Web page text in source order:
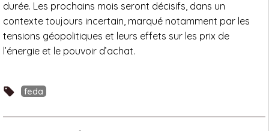
durée. Les prochains mois seront décisifs, dans un
contexte toujours incertain, marqué notamment par les
tensions géopolitiques et leurs effets sur les prix de
l’énergie et le pouvoir d’achat.
feda